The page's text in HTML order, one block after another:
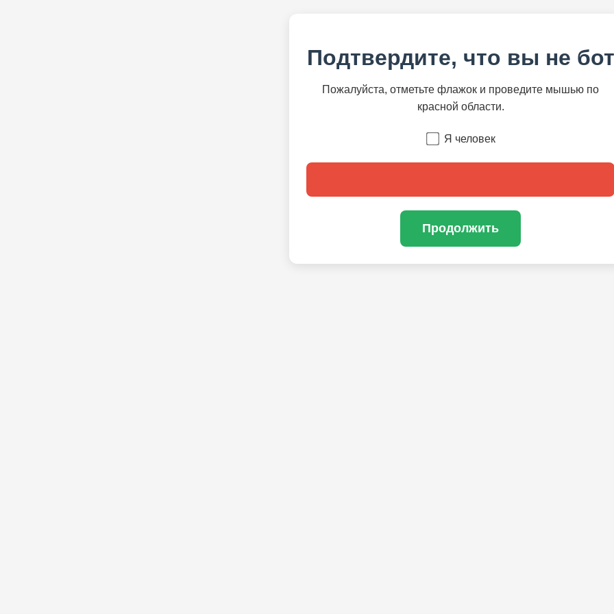
Подтвердите, что вы не бот
Пожалуйста, отметьте флажок и проведите мышью по
красной области.
Я человек
Продолжить